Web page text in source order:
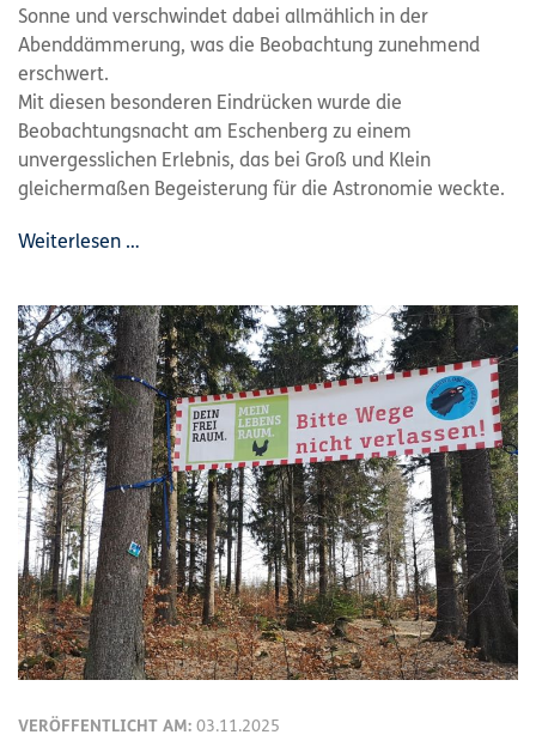
Sonne und verschwindet dabei allmählich in der
Abenddämmerung, was die Beobachtung zunehmend
erschwert.
Mit diesen besonderen Eindrücken wurde die
Beobachtungsnacht am Eschenberg zu einem
unvergesslichen Erlebnis, das bei Groß und Klein
gleichermaßen Begeisterung für die Astronomie weckte.
Weiterlesen …
VERÖFFENTLICHT AM: 03.11.2025